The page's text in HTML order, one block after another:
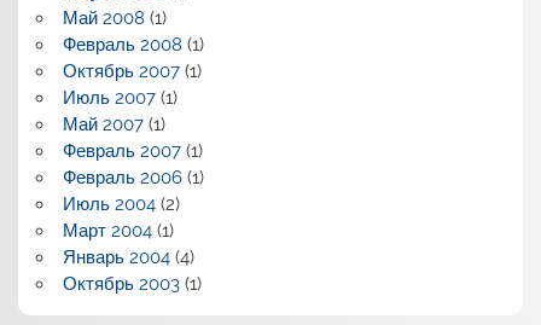
Май 2008 (1)
Февраль 2008 (1)
Октябрь 2007(1)
Июль 2007(1)
Май 2007(1)
Февраль 2007(1)
Февраль 2006(1)
Июль 2004(2)
Март 2004(1)
Январь 2004(4)
Октябрь 2003(1)